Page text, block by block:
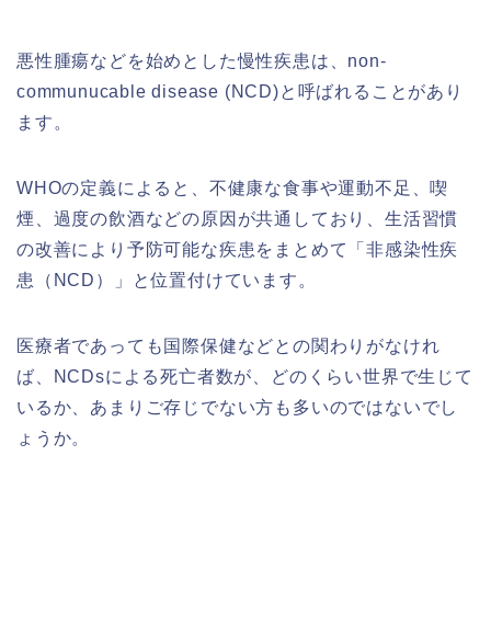
悪性腫瘍などを始めとした慢性疾患は、non-
communucable disease (NCD)と呼ばれることがあり
ます。
WHOの定義によると、不健康な食事や運動不足、喫
煙、過度の飲酒などの原因が共通しており、生活習慣
の改善により予防可能な疾患をまとめて「非感染性疾
患（NCD）」と位置付けています。
医療者であっても国際保健などとの関わりがなけれ
ば、NCDsによる死亡者数が、どのくらい世界で生じて
いるか、あまりご存じでない方も多いのではないでし
ょうか。